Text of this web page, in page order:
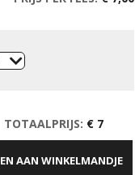
TOTAALPRIJS: € 7
AAN WINKELMANDJE